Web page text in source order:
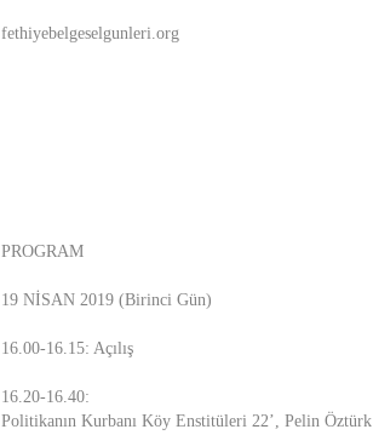
fethiyebelgeselgunleri.org
PROGRAM
19 NİSAN 2019 (Birinci Gün)
16.00-16.15: Açılış
16.20-16.40:
Politikanın Kurbanı Köy Enstitüleri 22’, Pelin Öztürk